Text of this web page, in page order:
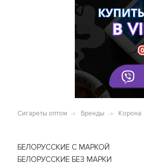
Сигареты оптом Бренды Корона
БЕЛОРУССКИЕ С МАРКОЙ
БЕЛОРУССКИЕ БЕЗ МАРКИ